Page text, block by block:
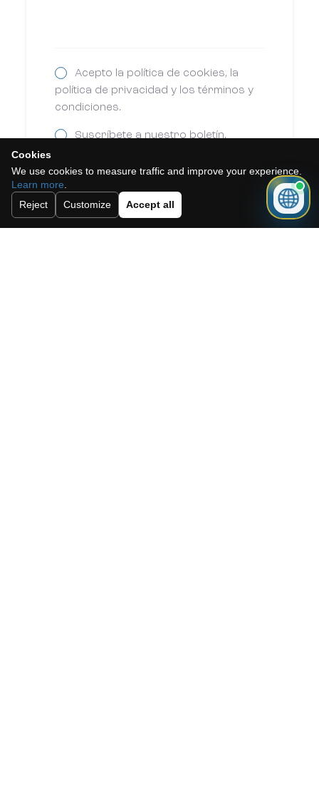
Acepto la política de cookies, la
política de privacidad y los términos y
condiciones.
Suscríbete a nuestro boletín.
Cookies
We use cookies to measure traffic and improve your experience.
Learn more
Reject
Customize Accept all